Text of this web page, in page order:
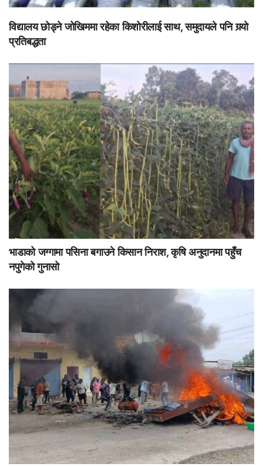
विद्यालय छोड्ने जोखिममा रहेका किशोरीलाई साथ, समुदायले पनि गर्‍यो
प्रतिबद्धता
भाडाको जग्गामा पसिना बगाउने किसान निराश, कृषि अनुदानमा पहुँच
नपुगेको गुनासो